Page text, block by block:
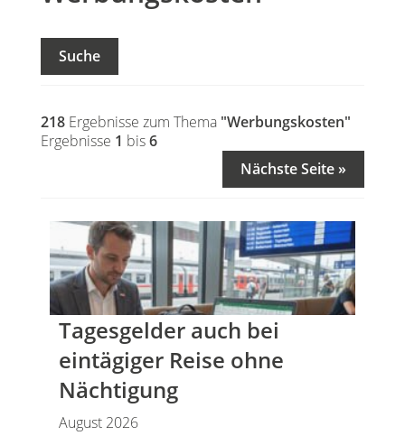
Suche
218Ergebnisse zum Thema "Werbungskosten"
Ergebnisse 1 bis6
Nächste Seite »
Tagesgelder auch bei
eintägiger Reise ohne
Nächtigung
August 2026